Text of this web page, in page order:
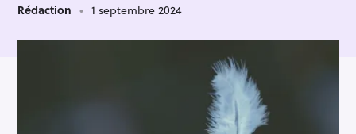
Rédaction 1 septembre 2024